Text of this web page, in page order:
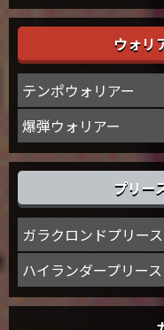
ウォリ
テンポウォリアー
爆弾ウォリアー
プリー
ガラクロンドプリー
ハイランダープリー